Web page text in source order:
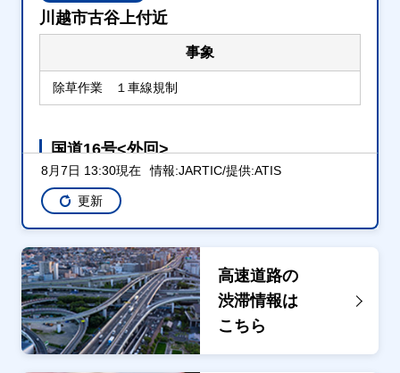
川越市古谷上付近
事象
除草作業 １車線規制
国道16号<外回>
8月7日 13:30現在 情報:JARTIC/提供:ATIS
更新
高速道路の
渋滞情報は
こちら